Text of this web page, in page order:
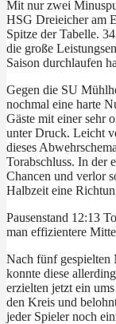
Mit nur zwei
HSG Dreieicher am
Spitze der Tabelle.
die große
Saison durchlaufen
Gegen die SU
nochmal eine harte
Gäste mit einer sehr
unter Druck. Leicht
dieses
Torabschluss. In der
Chancen und verlor
Halbzeit eine
Pausenstand 12:13
man effizientere
Nach fünf gespielten
konnte diese
erzielten jetzt ein
den Kreis und
jeder Spieler noch